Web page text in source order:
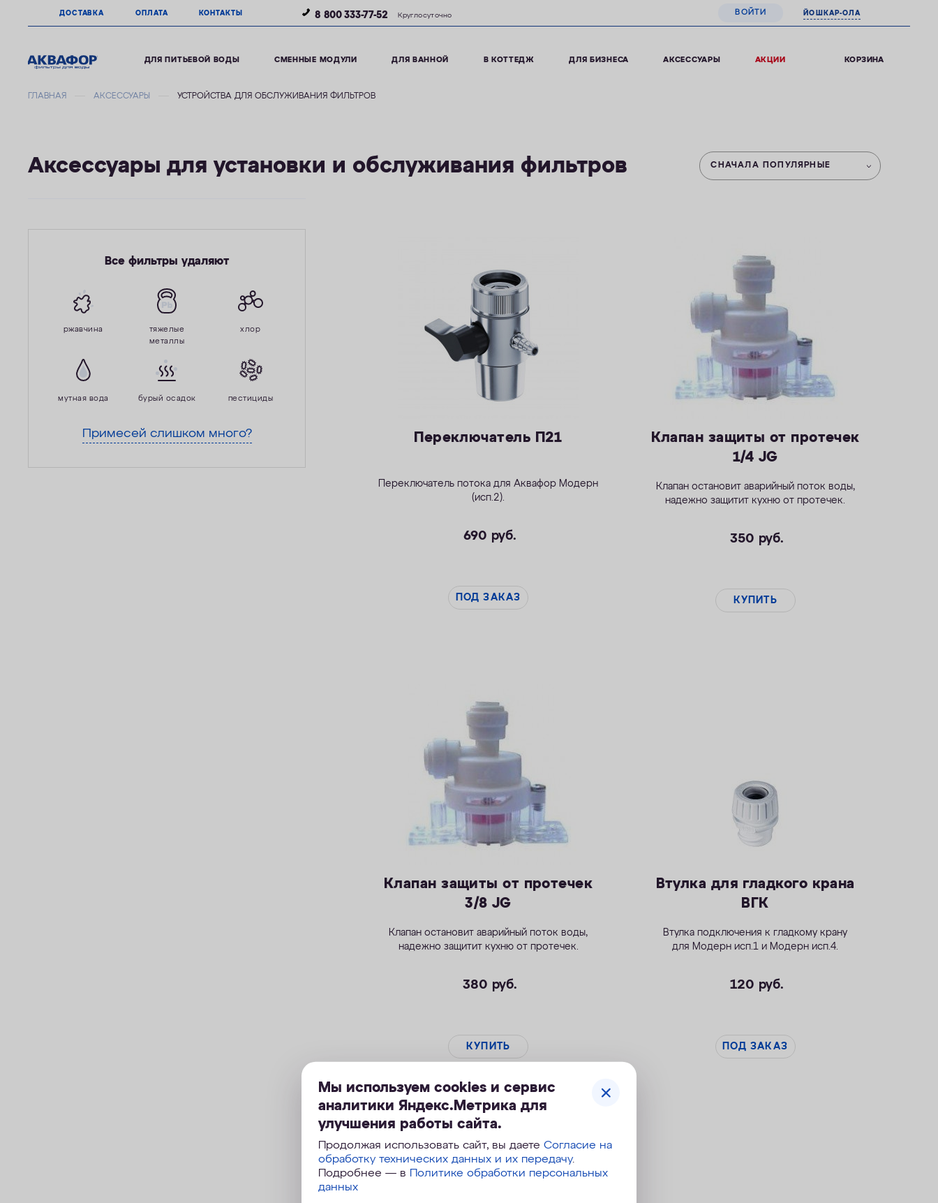
ДОСТАВКА ОПЛАТА КОНТАКТЫ 8 800 333-77-52 Круглосуточно ВОЙТИ ЙОШКАР-ОЛА
ДЛЯ ПИТЬЕВОЙ ВОДЫ СМЕННЫЕ МОДУЛИ ДЛЯ ВАННОЙ В КОТТЕДЖ ДЛЯ БИЗНЕСА АКСЕССУАРЫ АКЦИИ КОРЗИНА
ГЛАВНАЯ АКСЕССУАРЫ УСТРОЙСТВА ДЛЯ ОБСЛУЖИВАНИЯ ФИЛЬТРОВ
Аксессуары для установки и обслуживания фильтров
Все фильтры удаляют
ржавчина
тяжелые
металлы
хлор
мутная вода бурый осадок пестициды
Примесей слишком много?
СНАЧАЛА ПОПУЛЯРНЫЕ
Переключатель П21
Переключатель потока дляАквафор Модерн
(исп.2).
690 руб.
ПОД ЗАКАЗ
Клапан защиты от протечек
1/4 JG
Клапан остановит аварийный поток воды,
надежно защитит кухню от протечек.
350 руб.
КУПИТЬ
Клапан защиты от протечек
3/8 JG
Клапан остановит аварийный поток воды,
надежно защитит кухню от протечек.
380 руб.
КУПИТЬ
Втулка для гладкого крана
ВГК
Втулка подключения к гладкому крану
для Модерн исп.1 и Модерн исп.4.
120 руб.
ПОД ЗАКАЗ
Мы используем cookies и сервис
аналитики Яндекс.Метрика для
улучшения работы сайта.
Продолжая использовать сайт, вы даете Согласие на
обработку технических данных и их передачу.
Подробнее — в Политике обработки персональных
данных